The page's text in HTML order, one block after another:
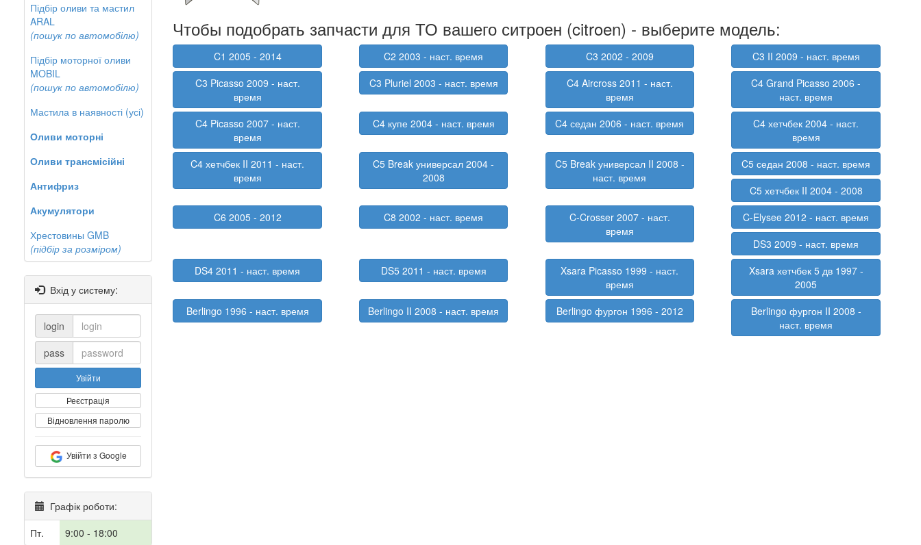
Підбір оливи та мастил
ARAL
(пошук по автомобілю)
Підбір моторної оливи
MOBIL
(пошук по автомобілю)
Мастила в наявності (усі)
Оливи моторні
Оливи трансмісійні
Антифриз
Акумулятори
Хрестовины GMB
(підбір за розміром)
Вхід у систему:
login
pass
Увійти
Реєстрація
Відновлення паролю
Увійти з Google
Графік роботи:
Пт.
9:00 - 18:00
Чтобы подобрать запчасти для ТО вашего ситроен (citroen) - выберите модель:
C1 2005 - 2014 C2 2003 - наст. время C3 2002 - 2009
C3 II 2009 - наст. время
C3 Picasso 2009 - наст.
время
C3 Pluriel 2003 - наст. время
C4 Aircross 2011 - наст.
время
C4 Grand Picasso 2006 -
наст. время
C4 Picasso 2007 - наст.
время
C4 купе 2004 - наст. время C4 седан 2006 - наст. время
C4 хетчбек 2004 - наст.
время
C4 хетчбек II 2011 - наст.
время
C5 Break универсал 2004 -
2008
C5 Break универсал II 2008 -
наст. время
C5 седан 2008 - наст. время
C5 хетчбек II 2004 - 2008
C6 2005 - 2012
C8 2002 - наст. время
C-Crosser 2007 - наст.
время
C-Elysee 2012 - наст. время
DS3 2009 - наст. время
DS4 2011 - наст. время
DS5 2011 - наст. время
Xsara Picasso 1999 - наст.
время
Xsara хетчбек 5 дв 1997 -
2005
Berlingo 1996 - наст. время
Berlingo II 2008 - наст. время Berlingo фургон 1996 - 2012
Berlingo фургон II 2008 -
наст. время